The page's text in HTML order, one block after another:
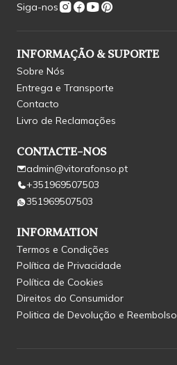
Siga-nos
INFORMAÇÃO & SUPORTE
Sobre Nós
Entrega e Transporte
Contacto
Livro de Reclamações
CONTACTE-NOS
admin@vitorafonso.pt
+351969507503
351969507503
INFORMATION
Termos e Condições
Política de Privacidade
Política de Cookies
Direitos do Consumidor
Politica de Devolução e Reembolso